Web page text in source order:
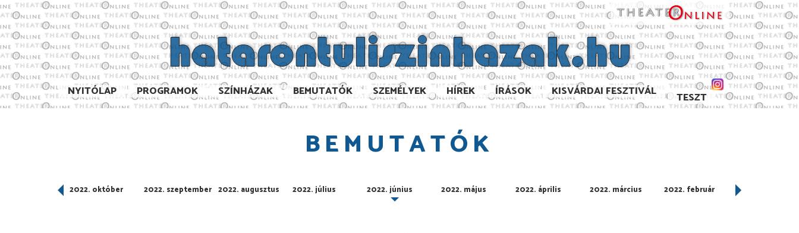
NYITÓLAP PROGRAMOK SZÍNHÁZAK BEMUTATÓK SZEMÉLYEK HÍREK ÍRÁSOK KISVÁRDAI FESZTIVÁL TESZT
BEMUTATÓK
2022. október 2022. szeptember 2022. augusztus 2022. július 2022. június 2022. május 2022. április 2022. március 2022. február 2022. január